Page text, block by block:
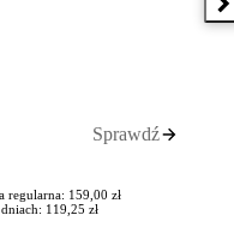
Sprawdź
regularna: 159,00 zł
119,25 zł